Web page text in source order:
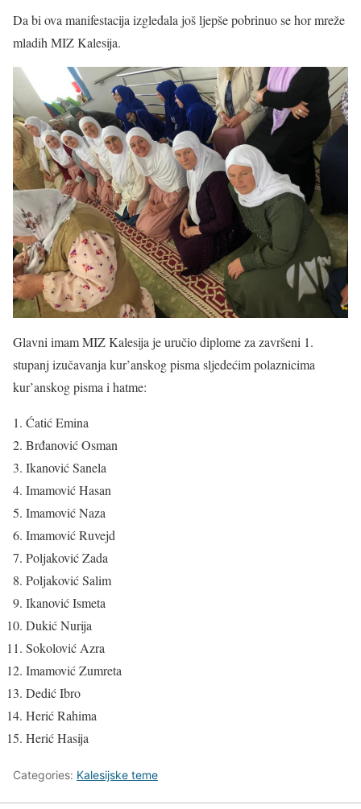
Da bi ova manifestacija izgledala još ljepše pobrinuo se hor mreže
mladih MIZ Kalesija.
Glavni imam MIZ Kalesija je uručio diplome za završeni 1.
stupanj izučavanja kur’anskog pisma sljedećim polaznicima
kur’anskog pisma i hatme:
Ćatić Emina
Brđanović Osman
Ikanović Sanela
Imamović Hasan
Imamović Naza
Imamović Ruvejd
Poljaković Zada
Poljaković Salim
Ikanović Ismeta
Dukić Nurija
Sokolović Azra
Imamović Zumreta
Dedić Ibro
Herić Rahima
Herić Hasija
Categories: Kalesijske teme